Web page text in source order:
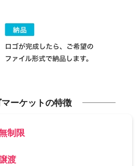
マーケットの特徴
制限
渡